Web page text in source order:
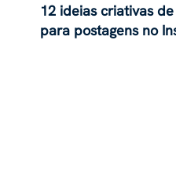
12 ideias criativas
para postagens no